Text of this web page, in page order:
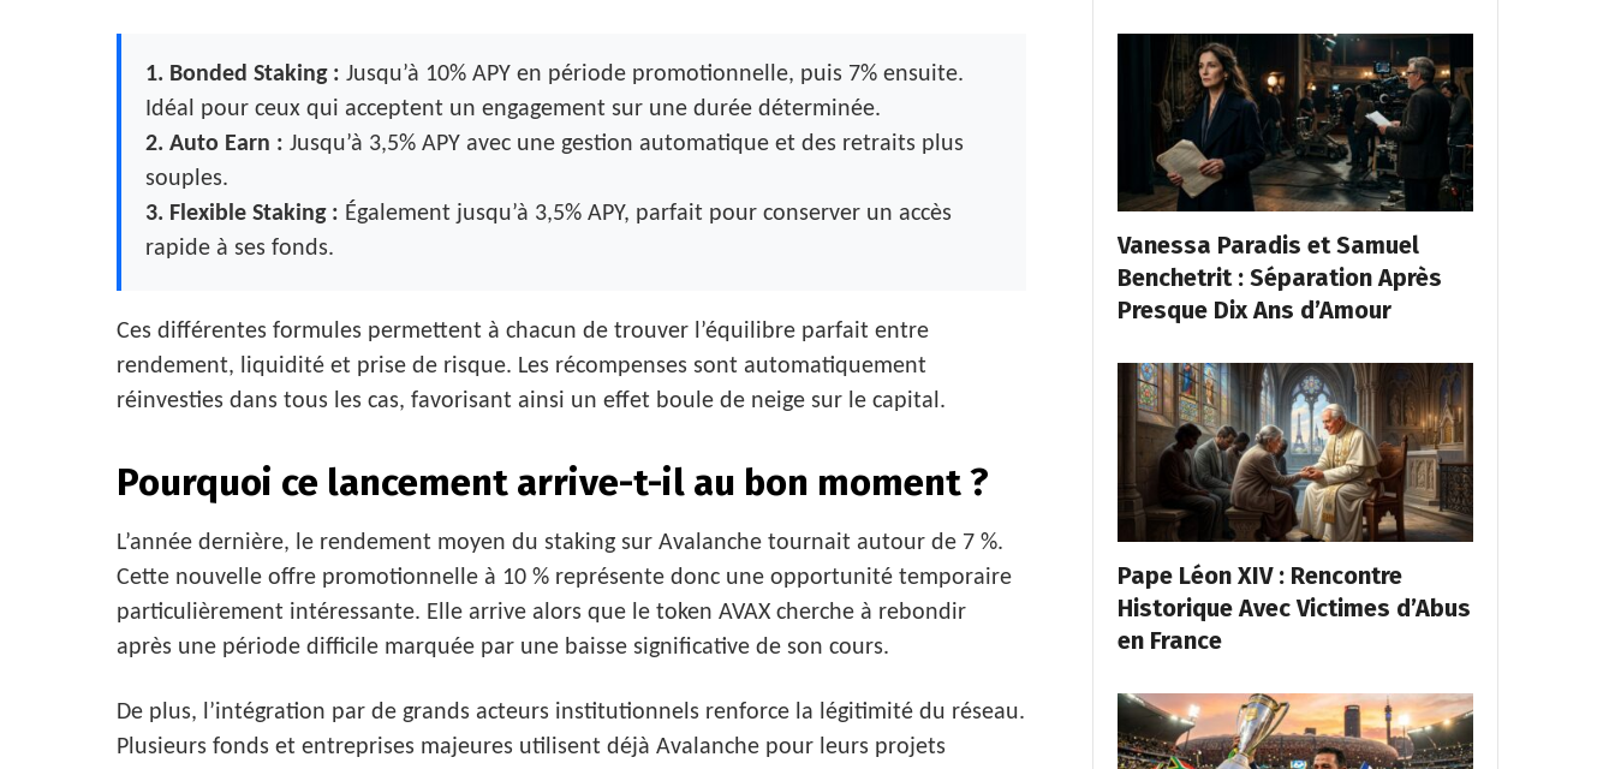
1. Bonded Staking : Jusqu’à 10% APY en période promotionnelle, puis 7% ensuite.
Idéal pour ceux qui acceptent un engagement sur une durée déterminée.
2. Auto Earn : Jusqu’à 3,5% APY avec une gestion automatique et des retraits plus
souples.
3. Flexible Staking : Également jusqu’à 3,5% APY, parfait pour conserver un accès
rapide à ses fonds.
Ces différentes formules permettent à chacun de trouver l’équilibre parfait entre
rendement, liquidité et prise de risque. Les récompenses sont automatiquement
réinvesties dans tous les cas, favorisant ainsi un effet boule de neige sur le capital.
Pourquoi ce lancement arrive-t-il au bon moment ?
L’année dernière, le rendement moyen du staking sur Avalanche tournait autour de 7 %.
Cette nouvelle offre promotionnelle à 10 % représente donc une opportunité temporaire
particulièrement intéressante. Elle arrive alors que le token AVAX cherche à rebondir
après une période difficile marquée par une baisse significative de son cours.
De plus, l’intégration par de grands acteurs institutionnels renforce la légitimité du réseau.
Plusieurs fonds et entreprises majeures utilisent déjà Avalanche pour leurs projets
Vanessa Paradis et Samuel
Benchetrit : Séparation Après
Presque Dix Ans d’Amour
Pape Léon XIV : Rencontre
Historique Avec Victimes d’Abus
en France